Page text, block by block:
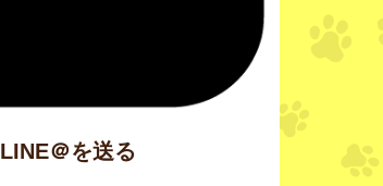
LINE＠を送る